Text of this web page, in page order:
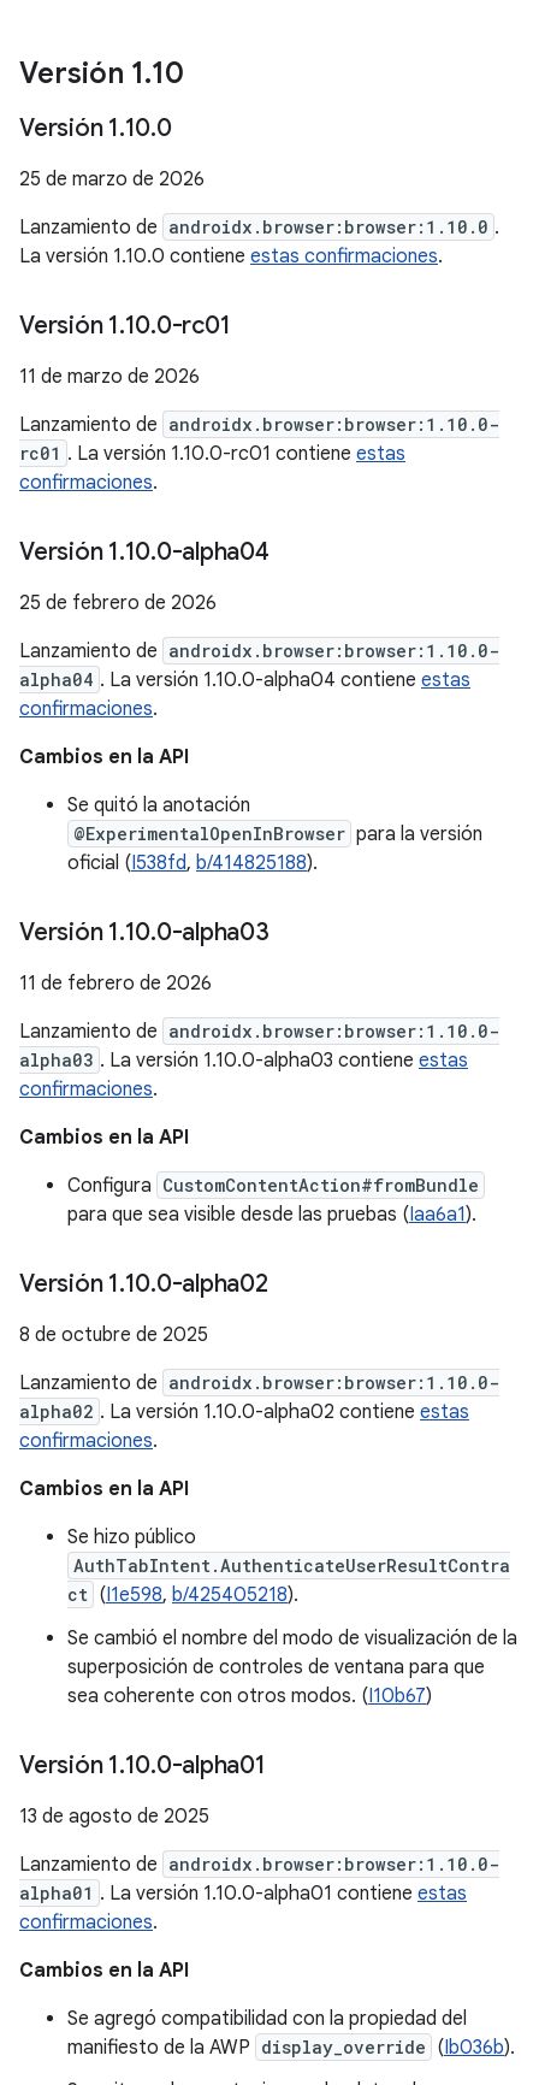
Versión 1.10
Versión 1.10.0
25 de marzo de 2026
Lanzamiento de androidx.browser:browser:1.10.0 .
La versión 1.10.0 contiene estas confirmaciones.
Versión 1.10.0-rc01
11 de marzo de 2026
Lanzamiento de androidx.browser:browser:1.10.0-
rc01 . La versión 1.10.0-rc01 contiene estas
confirmaciones.
Versión 1.10.0-alpha04
25 de febrero de 2026
Lanzamiento de androidx.browser:browser:1.10.0-
alpha04 . La versión 1.10.0-alpha04 contiene estas
confirmaciones.
Cambios en la API
Se quitó la anotación
@ExperimentalOpenInBrowser para la versión
oficial (I538fd, b/414825188).
Versión 1.10.0-alpha03
11 de febrero de 2026
Lanzamiento de androidx.browser:browser:1.10.0-
alpha03 . La versión 1.10.0-alpha03 contiene estas
confirmaciones.
Cambios en la API
Configura CustomContentAction#fromBundle
para que sea visible desde las pruebas (Iaa6a1).
Versión 1.10.0-alpha02
8 de octubre de 2025
Lanzamiento de androidx.browser:browser:1.10.0-
alpha02 . La versión 1.10.0-alpha02 contiene estas
confirmaciones.
Cambios en la API
Se hizo público
AuthTabIntent.AuthenticateUserResultContra
ct (I1e598, b/425405218).
Se cambió el nombre del modo de visualización de la
superposición de controles de ventana para que
sea coherente con otros modos. (I10b67)
Versión 1.10.0-alpha01
13 de agosto de 2025
Lanzamiento de androidx.browser:browser:1.10.0-
alpha01 . La versión 1.10.0-alpha01 contiene estas
confirmaciones.
Cambios en la API
Se agregó compatibilidad con la propiedad del
manifiesto de la AWP display_override (Ib036b).